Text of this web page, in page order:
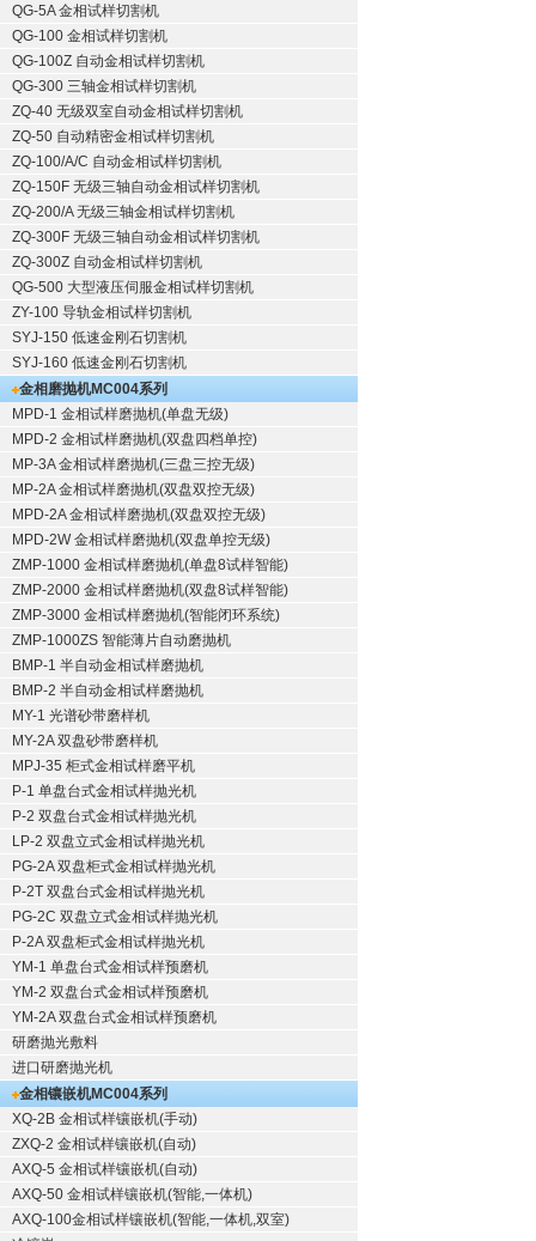
QG-5A 金相试样切割机
QG-100 金相试样切割机
QG-100Z 自动金相试样切割机
QG-300 三轴金相试样切割机
ZQ-40 无级双室自动金相试样切割机
ZQ-50 自动精密金相试样切割机
ZQ-100/A/C 自动金相试样切割机
ZQ-150F 无级三轴自动金相试样切割机
ZQ-200/A 无级三轴金相试样切割机
ZQ-300F 无级三轴自动金相试样切割机
ZQ-300Z 自动金相试样切割机
QG-500 大型液压伺服金相试样切割机
ZY-100 导轨金相试样切割机
SYJ-150 低速金刚石切割机
SYJ-160 低速金刚石切割机
金相磨抛机MC004系列
MPD-1 金相试样磨抛机(单盘无级)
MPD-2 金相试样磨抛机(双盘四档单控)
MP-3A 金相试样磨抛机(三盘三控无级)
MP-2A 金相试样磨抛机(双盘双控无级)
MPD-2A 金相试样磨抛机(双盘双控无级)
MPD-2W 金相试样磨抛机(双盘单控无级)
ZMP-1000 金相试样磨抛机(单盘8试样智能)
ZMP-2000 金相试样磨抛机(双盘8试样智能)
ZMP-3000 金相试样磨抛机(智能闭环系统)
ZMP-1000ZS 智能薄片自动磨抛机
BMP-1 半自动金相试样磨抛机
BMP-2 半自动金相试样磨抛机
MY-1 光谱砂带磨样机
MY-2A 双盘砂带磨样机
MPJ-35 柜式金相试样磨平机
P-1 单盘台式金相试样抛光机
P-2 双盘台式金相试样抛光机
LP-2 双盘立式金相试样抛光机
PG-2A 双盘柜式金相试样抛光机
P-2T 双盘台式金相试样抛光机
PG-2C 双盘立式金相试样抛光机
P-2A 双盘柜式金相试样抛光机
YM-1 单盘台式金相试样预磨机
YM-2 双盘台式金相试样预磨机
YM-2A 双盘台式金相试样预磨机
研磨抛光敷料
进口研磨抛光机
金相镶嵌机MC004系列
XQ-2B 金相试样镶嵌机(手动)
ZXQ-2 金相试样镶嵌机(自动)
AXQ-5 金相试样镶嵌机(自动)
AXQ-50 金相试样镶嵌机(智能,一体机)
AXQ-100金相试样镶嵌机(智能,一体机,双室)